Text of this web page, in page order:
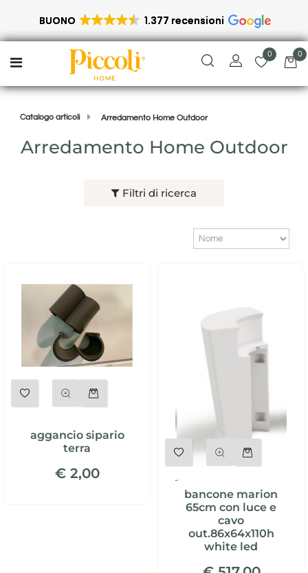
BUONO 1.377 recensioni
0 0
Catalogo articoli Arredamento Home Outdoor
Arredamento Home Outdoor
Filtri di ricerca
aggancio sipario
terra
€ 2,00
bancone marion
65cm con luce e
cavo
out.86x64x110h
white led